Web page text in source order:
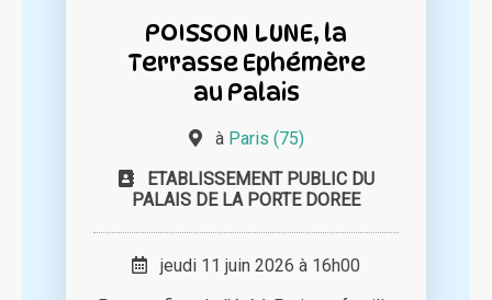
POISSON LUNE, la
Terrasse Ephémère
au Palais
à Paris (75)
ETABLISSEMENT PUBLIC DU
PALAIS DE LA PORTE DOREE
jeudi 11 juin 2026 à 16h00